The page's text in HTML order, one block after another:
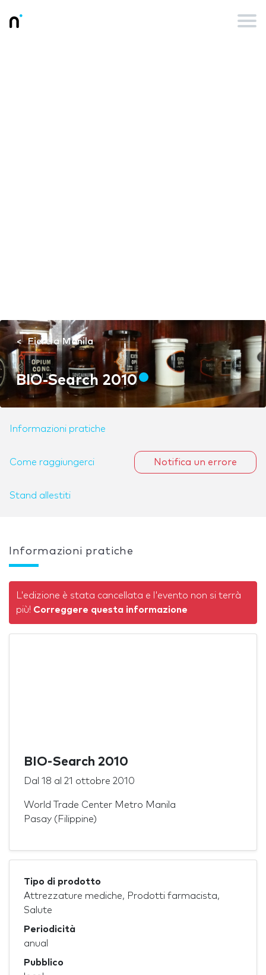
Fiere a Manila
BIO-Search 2010
Informazioni pratiche
Come raggiungerci
Stand allestiti
Notifica un errore
Informazioni pratiche
L'edizione è stata cancellata e l'evento non si terrà
più! Correggere questa informazione
BIO-Search 2010
Dal 18 al 21 ottobre 2010
World Trade Center Metro Manila
Pasay (Filippine)
Tipo di prodotto
Attrezzature mediche, Prodotti farmacista,
Salute
Periodicità
anual
Pubblico